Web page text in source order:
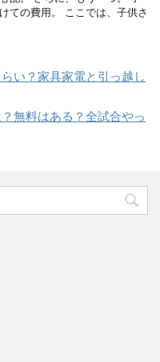
ての費用。 ここでは、子供さ
い？家具家電と引っ越し
無料はある？全試合やっ